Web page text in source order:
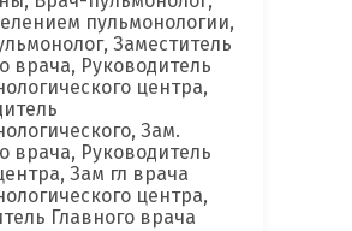
пульмонологии,
Заместитель
врача, Руководитель
центра,
Зам.
врача, Руководитель
Зам гл врача
центра,
Главного врача